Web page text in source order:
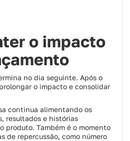
o impacto
no dia seguinte. Após o
o impacto e consolidar
continua alimentando os
resultados e histórias
produto. Também é o momento
de repercussão, como número